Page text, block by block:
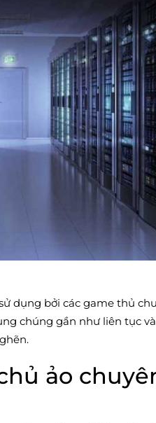
dụng bởi các game thủ
chúng gần như liên tục
ảo